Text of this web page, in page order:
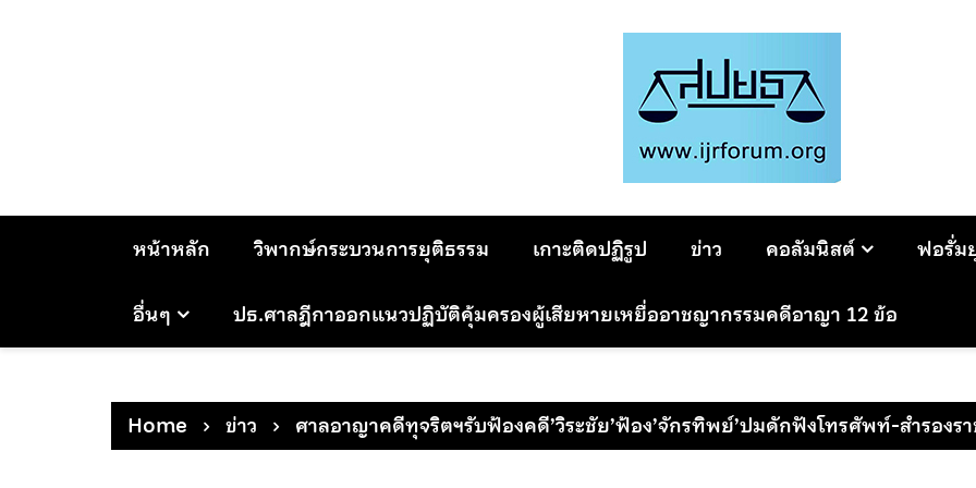
หน้าหลัก วิพากษ์กระบวนการยุติธรรม เกาะติดปฏิรูป ข่าว คอลัมนิสต์ ฟอรั่ม
อื่นๆ ปธ.ศาลฎีกาออกแนวปฏิบัติคุ้มครองผู้เสียหายเหยื่ออาชญากรรมคดีอาญา 12 ข้อ
Home ข่าว ศาลอาญาคดีทุจริตฯรับฟ้องคดี’วิระชัย’ฟ้อง’จักรทิพย์’ปมดักฟังโทรศัพท์-สำรองร